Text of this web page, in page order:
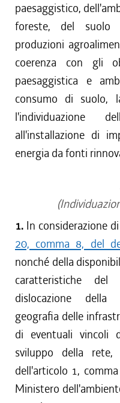
paesaggistico,
foreste, del suolo
produzioni
coerenza con gli
paesaggistica e
consumo di suolo,
l'individuazione
all'installazione di
energia da fonti
1. In considerazione
20, comma 8, del
nonché della
caratteristiche del
dislocazione
geografia delle
di eventuali vincoli
sviluppo della
dell'articolo 1,
Ministero